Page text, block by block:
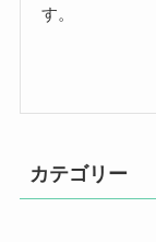
す。
カテゴリー